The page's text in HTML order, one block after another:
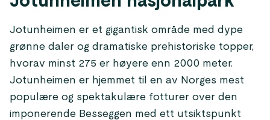
Jotunheimen er et gigantisk område med dype
grønne daler og dramatiske prehistoriske topper,
hvorav minst 275 er høyere enn 2000 meter.
Jotunheimen er hjemmet til en av Norges mest
populære og spektakulære fotturer over den
imponerende Besseggen med ett utsiktspunkt